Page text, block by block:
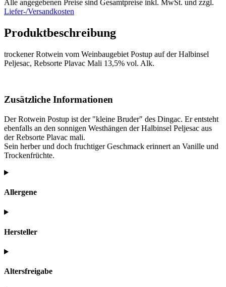
Alle angegebenen Preise sind Gesamtpreise inkl. MwSt. und zzgl.
Liefer-/Versandkosten
Produktbeschreibung
trockener Rotwein vom Weinbaugebiet Postup auf der Halbinsel
Peljesac, Rebsorte Plavac Mali 13,5% vol. Alk.
Zusätzliche Informationen
Der Rotwein Postup ist der "kleine Bruder" des Dingac. Er entsteht
ebenfalls an den sonnigen Westhängen der Halbinsel Peljesac aus
der Rebsorte Plavac mali.
Sein herber und doch fruchtiger Geschmack erinnert an Vanille und
Trockenfrüchte.
Allergene
Hersteller
Altersfreigabe